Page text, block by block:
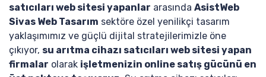
satıcıları web sitesi yapanlar arasında AsistWeb
Sivas Web Tasarım sektöre özel yenilikçi tasarım
yaklaşımımız ve güçlü dijital stratejilerimizle öne
çıkıyor, su arıtma cihazı satıcıları web sitesi yapan
firmalar olarak işletmenizin online satış gücünü en